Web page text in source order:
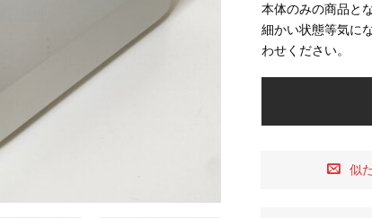
本体のみの商品と
細かい状態等気に
わせください。
似